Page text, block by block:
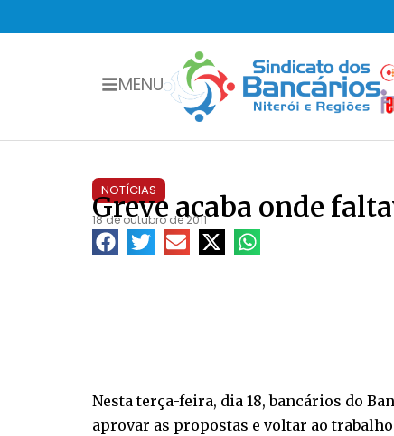
MENU
NOTÍCIAS
Greve acaba onde
18 de outubro de 2011
Nesta terça-feira, dia 18, bancários do
aprovar as propostas e voltar ao